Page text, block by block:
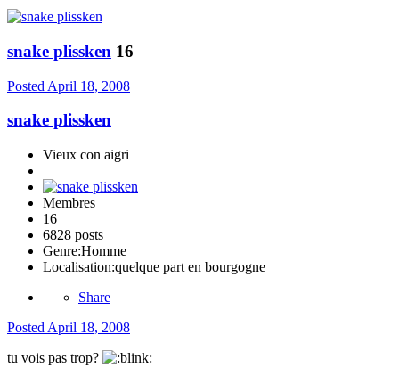
snake plissken 16
Posted April 18, 2008
snake plissken
Vieux con aigri
Membres
16
6828 posts
Genre:Homme
Localisation:quelque part en bourgogne
Share
Posted April 18, 2008
tu vois pas trop?